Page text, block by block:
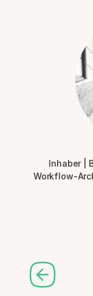
Inhaber |
Workflow-